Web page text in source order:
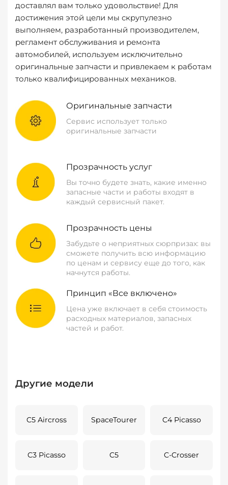
доставлял вам только удовольствие! Для
достижения этой цели мы скрупулезно
выполняем, разработанный производителем,
регламент обслуживания и ремонта
автомобилей, используем исключительно
оригинальные запчасти и привлекаем к работам
только квалифицированных механиков.
Оригинальные запчасти
Сервис использует только
оригинальные запчасти
Прозрачность услуг
Вы точно будете знать, какие именно
запасные части и работы входят в
каждый сервисный пакет.
Прозрачность цены
Забудьте о неприятных сюрпризах: вы
сможете получить всю информацию
по ценам и сервису еще до того, как
начнутся работы.
Принцип «Все включено»
Цена уже включает в себя стоимость
расходных материалов, запасных
частей и работ.
Другие модели
C5 Aircross SpaceTourer C4 Picasso
C3 Picasso C5 C-Crosser